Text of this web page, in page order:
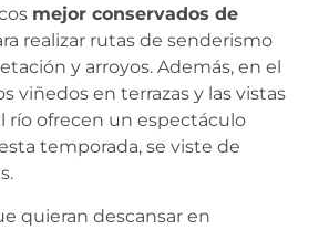
mejor conservados de
realizar rutas de senderismo
y arroyos. Además, en el
viñedos en terrazas y las vistas
río ofrecen un espectáculo
temporada, se viste de
quieran descansar en